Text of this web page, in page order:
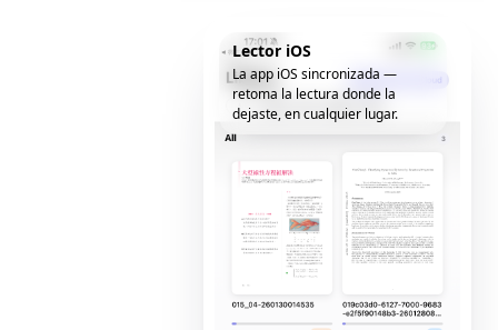
Lector iOS
La app iOS sincronizada —
retoma la lectura donde la
dejaste, en cualquier lugar.